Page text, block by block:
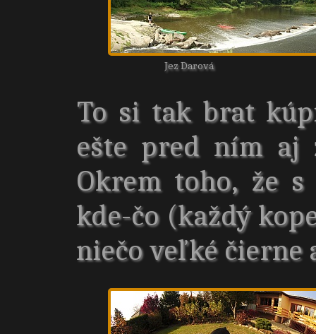
Jez Darová
To si tak brat
ešte pred ním aj
Okrem toho, že
kde-čo (každý
niečo veľké čierne